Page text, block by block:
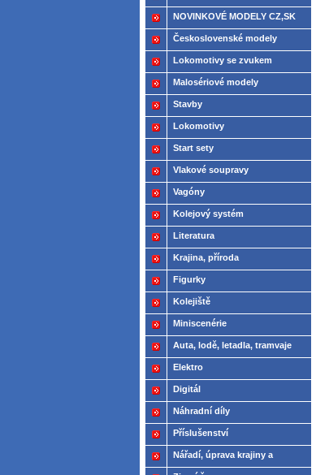
NOVINKOVÉ MODELY CZ,SK
2021
Československé modely
ČSD,ČD
Lokomotivy se zvukem
Malosériové modely
Stavby
Lokomotivy
Start sety
Vlakové soupravy
Vagóny
Kolejový systém
Literatura
Krajina, příroda
Figurky
Kolejiště
Miniscenérie
Auta, lodě, letadla, tramvaje
Elektro
Digitál
Náhradní díly
Příslušenství
Nářadí, úprava krajiny a